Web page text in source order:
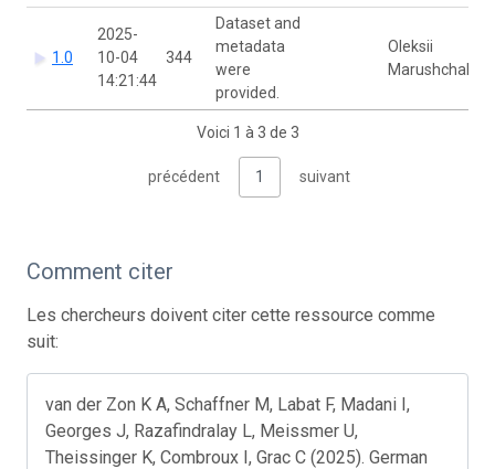
1.0
2025-
10-04
14:21:44
344
Dataset and
metadata
were
provided.
Oleksii
Marushchak
Voici 1 à 3 de 3
précédent 1 suivant
Comment citer
Les chercheurs doivent citer cette ressource comme
suit:
van der Zon K A, Schaffner M, Labat F, Madani I,
Georges J, Razafindralay L, Meissmer U,
Theissinger K, Combroux I, Grac C (2025). German